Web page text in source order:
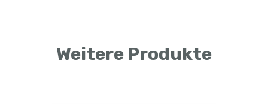
Weitere Produkte